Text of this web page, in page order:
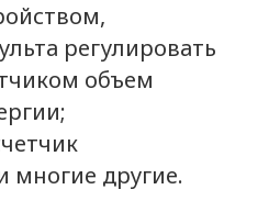
регулировать
объем
многие другие.